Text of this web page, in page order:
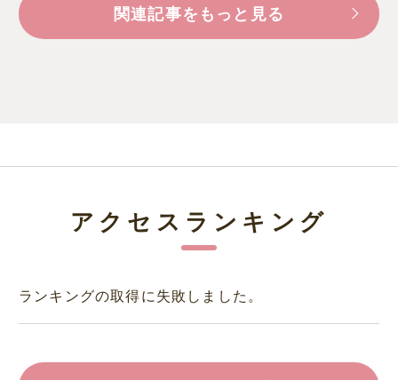
関連記事をもっと見る
アクセスランキング
ランキングの取得に失敗しました。